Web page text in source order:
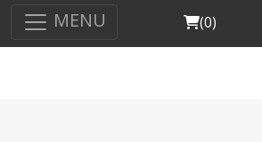
MENU Cart
(0)